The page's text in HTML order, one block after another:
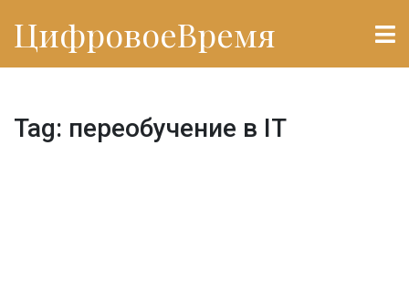
ЦифровоеВремя
Tag: переобучение в IT